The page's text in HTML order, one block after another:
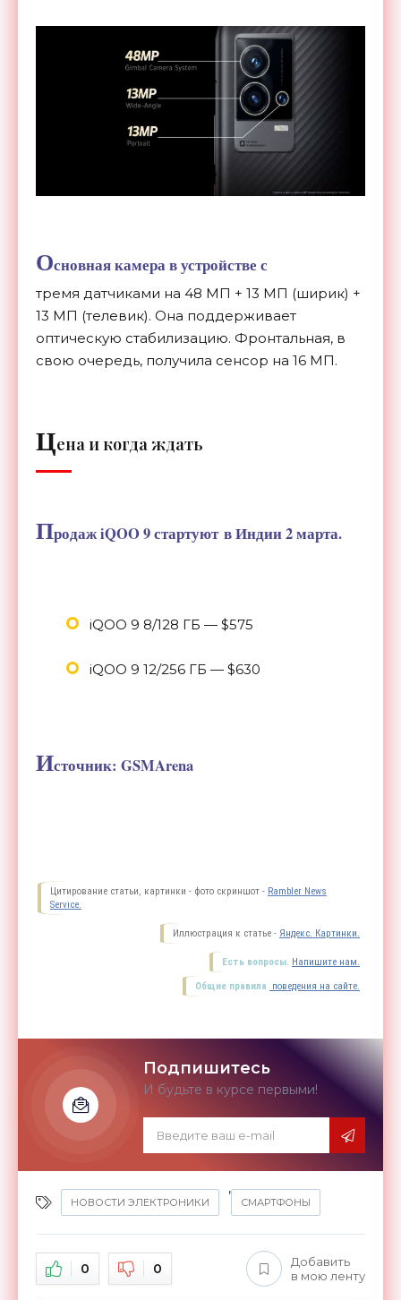
Основная камера в устройстве с
тремя датчиками на 48 МП + 13 МП (ширик) +
13 МП (телевик). Она поддерживает
оптическую стабилизацию. Фронтальная, в
свою очередь, получила сенсор на 16 МП.
Цена и когда ждать
Продаж iQOO 9 стартуют в Индии 2 марта.
iQOO 9 8/128 ГБ — $575
iQOO 9 12/256 ГБ — $630
Источник: GSMArena
Цитирование статьи, картинки - фото скриншот - Rambler News
Service.
Иллюстрация к статье - Яндекс. Картинки.
Есть вопросы. Напишите нам.
Общие правила поведения на сайте.
Подпишитесь
И будьте в курсе первыми!
НОВОСТИ ЭЛЕКТРОНИКИ
,
СМАРТФОНЫ
0 0
Добавить
в мою ленту